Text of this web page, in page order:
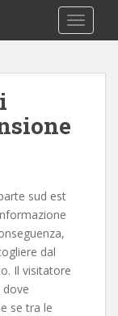
sud est
dal
Il visitatore
dove
se tra le